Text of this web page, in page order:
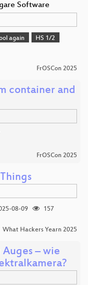
Software
again
HS 1/2
FrOSCon 2025
container and
FrOSCon 2025
08-09
157
What Hackers Yearn 2025
– wie